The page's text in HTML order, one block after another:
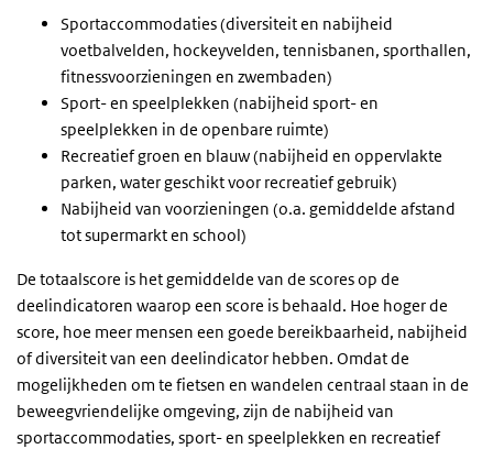
Sportaccommodaties (diversiteit en nabijheid
voetbalvelden, hockeyvelden, tennisbanen, sporthallen,
fitnessvoorzieningen en zwembaden)
Sport- en speelplekken (nabijheid sport- en
speelplekken in de openbare ruimte)
Recreatief groen en blauw (nabijheid en oppervlakte
parken, water geschikt voor recreatief gebruik)
Nabijheid van voorzieningen (o.a. gemiddelde afstand
tot supermarkt en school)
De totaalscore is het gemiddelde van de scores op de
deelindicatoren waarop een score is behaald. Hoe hoger de
score, hoe meer mensen een goede bereikbaarheid, nabijheid
of diversiteit van een deelindicator hebben. Omdat de
mogelijkheden om te fietsen en wandelen centraal staan in de
beweegvriendelijke omgeving, zijn de nabijheid van
sportaccommodaties, sport- en speelplekken en recreatief